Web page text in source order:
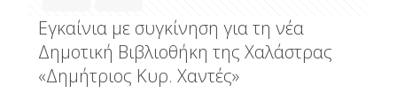
Εγκαίνια με συγκίνηση για τη νέα
Δημοτική Βιβλιοθήκη της Χαλάστρας
«Δημήτριος Κυρ. Χαντές»